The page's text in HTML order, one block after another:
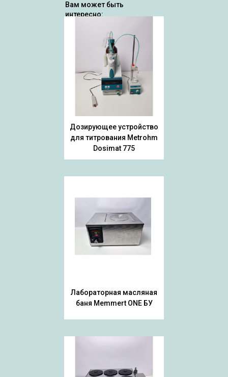
Вам может быть
интересно:
Дозирующее устройство
для титрования Metrohm
Dosimat 775
Лабораторная масляная
баня Memmert ONE БУ